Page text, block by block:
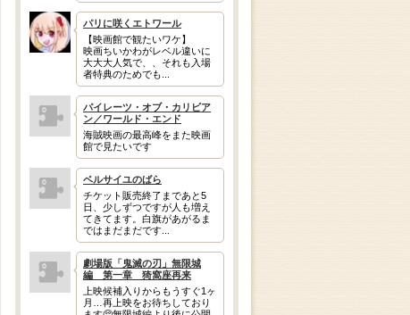
パリに咲くエトワール
【映画館で観たいワケ】
映画ちいかわがレベル違いに
大大大人気で、、それも入場
者特典のためでも...
パイレーツ・オブ・カリビア
ン／ワールド・エンド
海賊映画の最高峰をまた映画
館で見たいです
ベルサイユのばら
チケット販売終了まであと5
日、少しずつですが人も増え
てきてます。白旗があがるま
ではまだまだです...
劇場版「鬼滅の刃」無限城
編 第一章 猗窩座再来
上映候補入りからもうすぐ1ヶ
月…再上映をお待ちしており